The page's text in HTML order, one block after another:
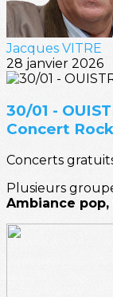
Jacques VITRE
28 janvier 2026
30/01 -
Concert
Concerts
Plusieurs
Ambiance